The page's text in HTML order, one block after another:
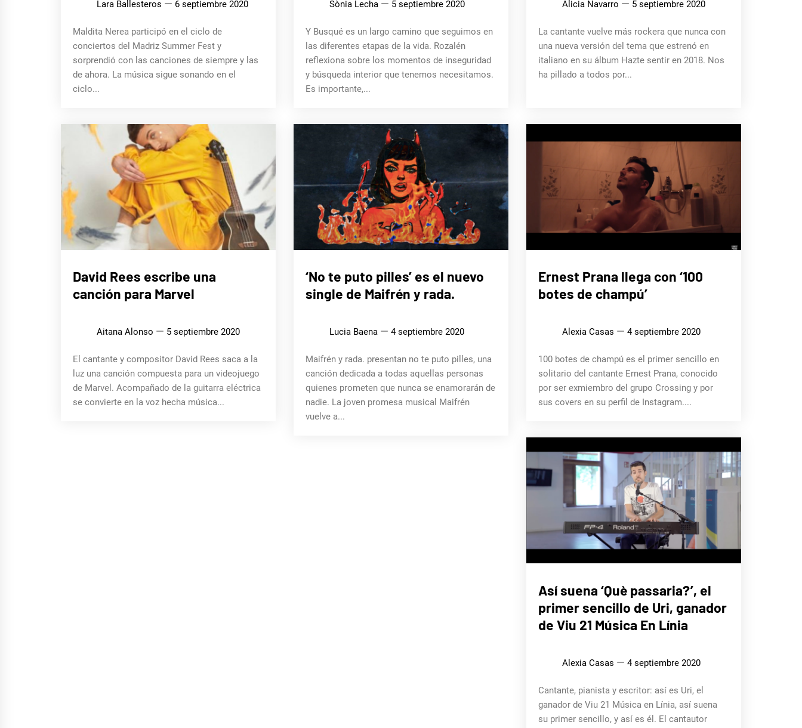
Lara Ballesteros 6 septiembre 2020
Maldita Nerea participó en el ciclo de
conciertos del Madriz Summer Fest y
sorprendió con las canciones de siempre y las
de ahora. La música sigue sonando en el
ciclo...
Sònia Lecha 5 septiembre 2020
Y Busqué es un largo camino que seguimos en
las diferentes etapas de la vida. Rozalén
reflexiona sobre los momentos de inseguridad
y búsqueda interior que tenemos necesitamos.
Es importante,...
Alicia Navarro 5 septiembre 2020
La cantante vuelve más rockera que nunca con
una nueva versión del tema que estrenó en
italiano en su álbum Hazte sentir en 2018. Nos
ha pillado a todos por...
David Rees escribe una
canción para Marvel
Aitana Alonso 5 septiembre 2020
El cantante y compositor David Rees saca a la
luz una canción compuesta para un videojuego
de Marvel. Acompañado de la guitarra eléctrica
se convierte en la voz hecha música...
‘No te puto pilles’ es el nuevo
single de Maifrén y rada.
Lucia Baena 4 septiembre 2020
Maifrén y rada. presentan no te puto pilles, una
canción dedicada a todas aquellas personas
quienes prometen que nunca se enamorarán de
nadie. La joven promesa musical Maifrén
vuelve a...
Ernest Prana llega con ‘100
botes de champú’
Alexia Casas 4 septiembre 2020
100 botes de champú es el primer sencillo en
solitario del cantante Ernest Prana, conocido
por ser exmiembro del grupo Crossing y por
sus covers en su perfil de Instagram....
Así suena ‘Què passaria?’, el
primer sencillo de Uri, ganador
de Viu 21 Música En Línia
Alexia Casas 4 septiembre 2020
Cantante, pianista y escritor: así es Uri, el
ganador de Viu 21 Música en Línia, así suena
su primer sencillo, y así es él. El cantautor